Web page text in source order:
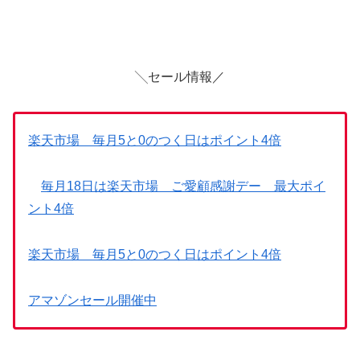
╲セール情報／
楽天市場 毎月5と0のつく日はポイント4倍
毎月18日は楽天市場 ご愛顧感謝デー 最大ポイ
ント4倍
楽天市場 毎月5と0のつく日はポイント4倍
アマゾンセール開催中